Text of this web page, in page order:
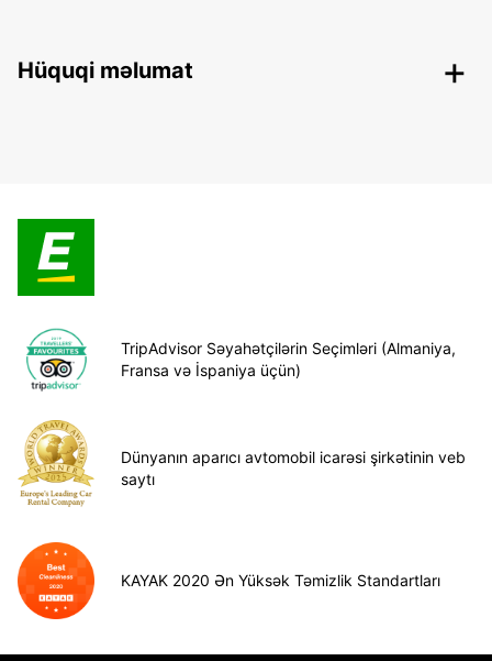
Hüquqi məlumat
TripAdvisor Səyahətçilərin Seçimləri (Almaniya,
Fransa və İspaniya üçün)
Dünyanın aparıcı avtomobil icarəsi şirkətinin veb
saytı
KAYAK 2020 Ən Yüksək Təmizlik Standartları